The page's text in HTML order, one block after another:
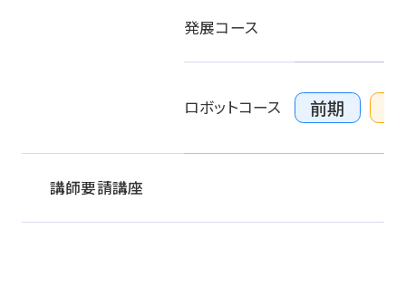
発展コース
ロボットコース 前期
講師要請講座